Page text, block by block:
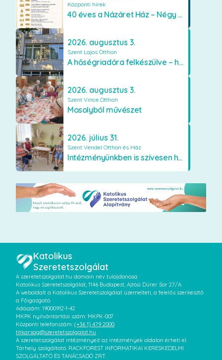
Központi hírek
40 éves a Názáret Ház – Négy évtized szeretetben és gondoskodásban
2026. augusztus 3.
Szent Lajos Otthon
A hőségriadóra felkészülve – hűsítő fejlesztések a Szent Lajos Otthonban
2026. augusztus 3.
Szent Vince Otthon
Mosolyból művészet
2026. július 31.
Szent Vendel Otthon és Ház
Intézményünkben is szívesen használják a VR szemüveget
Katolikus
Szeretetszolgálat
A szeretetszolgalat.hu domain név tulajdonosa:
Katolikus Szeretetszolgálat, 1146 Budapest, Ajtósi Dürer Sor 27/A.
A weboldalt a Katolikus Szeretetszolgálat üzemelteti, a felelős szerkesztő
a Főigazgató.
Adószám: 19000912-1-42
MKPK nyilvántartási szám: MKPK-007
Központi telefonszám: (+36 1) 479 2000
titkarsag@szeretetszolgalat.hu
A szeretetszolgálat intézményeit az intézmények oldalon érheti el.
Tárhely szolgáltató: RACKFOREST INFORMATIKAI KERESKEDELMI
SZOLGÁLTATÓ ÉS TANÁCSADÓ ZRT.